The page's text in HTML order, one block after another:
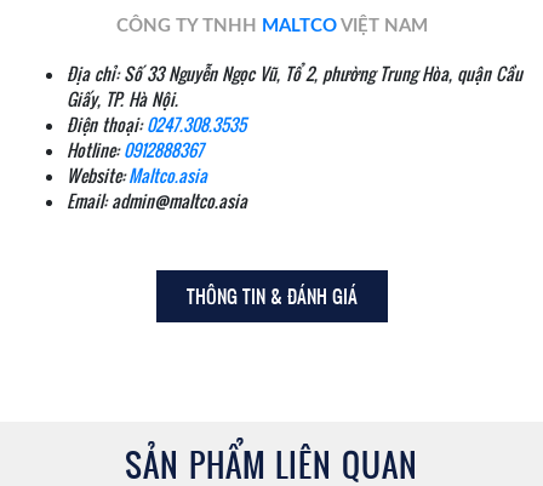
CÔNG TY TNHH MALTCOVIỆT NAM
Địa chỉ: Số 33 Nguyễn Ngọc Vũ, Tổ 2, phường Trung Hòa, quận Cầu
Giấy, TP. Hà Nội.
Điện thoại:0247.308.3535
Hotline:0912888367
Website:Maltco.asia
Email: admin@maltco.asia
THÔNG TIN & ĐÁNH GIÁ
SẢN PHẨM LIÊN QUAN